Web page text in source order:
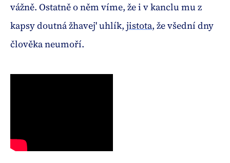
vážně. Ostatně o něm víme, že i v kanclu mu z
kapsy doutná žhavej' uhlík, jistota, že všední dny
člověka neumoří.